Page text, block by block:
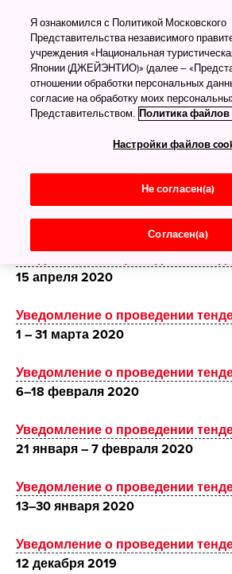
Уведомления о
проведении
Уведомления о
тендеров
Уведомление о проведении
Уведомление о проведении
12 апреля 2021
15 апреля 2020
Уведомление о проведении
1 – 31 марта 2020
Уведомление о проведении
6–18 февраля 2020
Уведомление о проведении
21 января – 7 февраля 2020
Уведомление о проведении
13–30 января 2020
Уведомление о проведении
12 декабря 2019
Я ознакомился с Политикой Московского
Представительства независимого
учреждения «Национальная
Японии (ДЖЕЙЭНТИО)» (далее –
отношении обработки персональных
согласие на обработку моих
Представительством. Политика файлов
Настройки файлов
Не согласен(а)
Согласен(а)